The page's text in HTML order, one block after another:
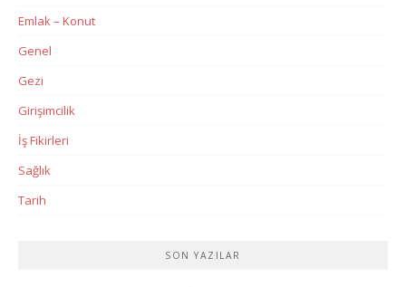
Emlak – Konut
Genel
Gezi
Girişimcilik
İş Fikirleri
Sağlık
Tarih
SON YAZILAR